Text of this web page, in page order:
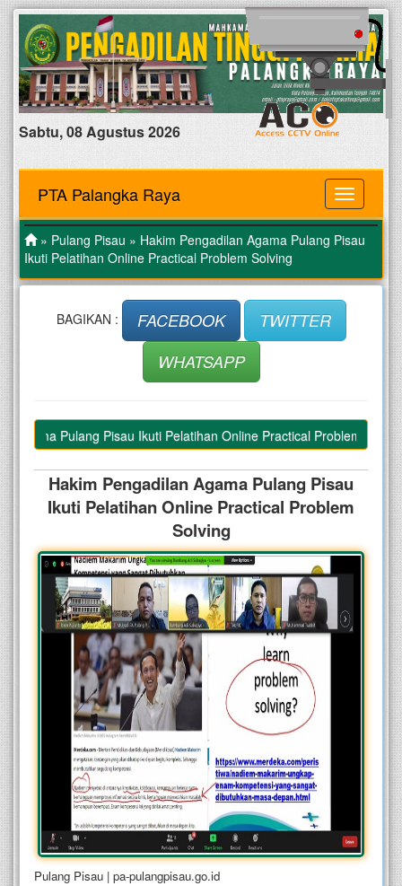
Sabtu, 08 Agustus 2026
MENU
PTA Palangka Raya
» Pulang Pisau » Hakim Pengadilan Agama Pulang Pisau
Ikuti Pelatihan Online Practical Problem Solving
BAGIKAN : FACEBOOK
TWITTER
WHATSAPP
Pulang Pisau Ikuti Pelatihan Online Practical Problem Solving
Hakim Pengadilan Agama Pulang Pisau
Ikuti Pelatihan Online Practical Problem
Solving
Pulang Pisau | pa-pulangpisau.go.id